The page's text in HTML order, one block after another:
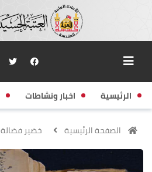
الرئيسية اخبار ونشاطات
الصفحة الرئيسية خضير فضالة